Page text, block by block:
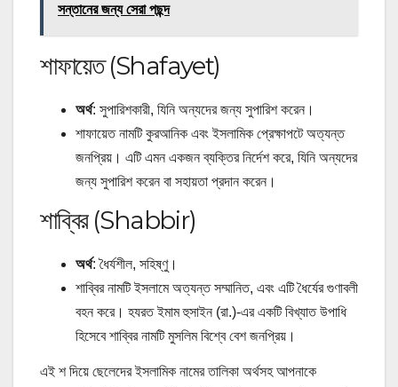
সন্তানের জন্য সেরা পছন্দ
শাফায়েত (Shafayet)
অর্থ: সুপারিশকারী, যিনি অন্যদের জন্য সুপারিশ করেন।
শাফায়েত নামটি কুরআনিক এবং ইসলামিক প্রেক্ষাপটে অত্যন্ত
জনপ্রিয়। এটি এমন একজন ব্যক্তির নির্দেশ করে, যিনি অন্যদের
জন্য সুপারিশ করেন বা সহায়তা প্রদান করেন।
শাব্বির (Shabbir)
অর্থ: ধৈর্যশীল, সহিষ্ণু।
শাব্বির নামটি ইসলামে অত্যন্ত সম্মানিত, এবং এটি ধৈর্যের গুণাবলী
বহন করে। হযরত ইমাম হুসাইন (রা.)-এর একটি বিখ্যাত উপাধি
হিসেবে শাব্বির নামটি মুসলিম বিশ্বে বেশ জনপ্রিয়।
এই শ দিয়ে ছেলেদের ইসলামিক নামের তালিকা অর্থসহআপনাকে